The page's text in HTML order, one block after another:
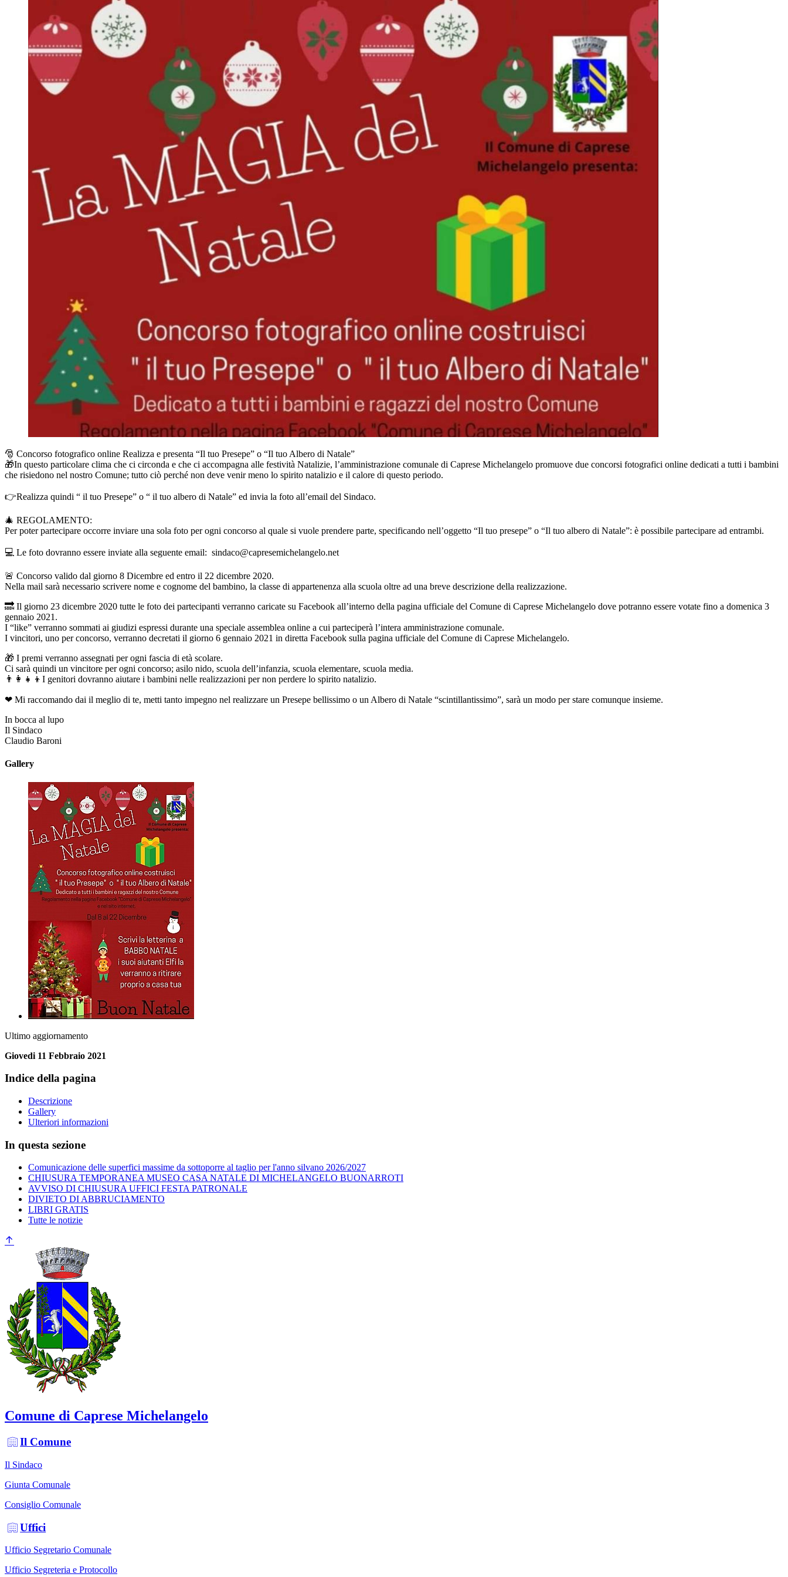
🎅 Concorso fotografico online Realizza e presenta “Il tuo Presepe” o “Il tuo Albero di Natale”
🎁In questo particolare clima che ci circonda e che ci accompagna alle festività Natalizie, l’amministrazione comunale di Caprese Michelangelo promuove due concorsi fotografici online dedicati a tutti i bambini
che risiedono nel nostro Comune; tutto ciò perché non deve venir meno lo spirito natalizio e il calore di questo periodo.
👉Realizza quindi “ il tuo Presepe” o “ il tuo albero di Natale” ed invia la foto all’email del Sindaco.
🎄 REGOLAMENTO:
Per poter partecipare occorre inviare una sola foto per ogni concorso al quale si vuole prendere parte, specificando nell’oggetto “Il tuo presepe” o “Il tuo albero di Natale”: è possibile partecipare ad entrambi.
💻 Le foto dovranno essere inviate alla seguente email: sindaco@capresemichelangelo.net
🚨 Concorso valido dal giorno 8 Dicembre ed entro il 22 dicembre 2020.
Nella mail sarà necessario scrivere nome e cognome del bambino, la classe di appartenenza alla scuola oltre ad una breve descrizione della realizzazione.
🔜 Il giorno 23 dicembre 2020 tutte le foto dei partecipanti verranno caricate su Facebook all’interno della pagina ufficiale del Comune di Caprese Michelangelo dove potranno essere votate fino a domenica 3
gennaio 2021.
I “like” verranno sommati ai giudizi espressi durante una speciale assemblea online a cui parteciperà l’intera amministrazione comunale.
I vincitori, uno per concorso, verranno decretati il giorno 6 gennaio 2021 in diretta Facebook sulla pagina ufficiale del Comune di Caprese Michelangelo.
🎁 I premi verranno assegnati per ogni fascia di età scolare.
Ci sarà quindi un vincitore per ogni concorso; asilo nido, scuola dell’infanzia, scuola elementare, scuola media.
👨‍👩‍👧‍👦I genitori dovranno aiutare i bambini nelle realizzazioni per non perdere lo spirito natalizio.
❤ Mi raccomando dai il meglio di te, metti tanto impegno nel realizzare un Presepe bellissimo o un Albero di Natale “scintillantissimo”, sarà un modo per stare comunque insieme.
In bocca al lupo
Il Sindaco
Claudio Baroni
Gallery
Ultimo aggiornamento
Giovedi 11 Febbraio 2021
Indice della pagina
Descrizione
Gallery
Ulteriori informazioni
In questa sezione
Comunicazione delle superfici massime da sottoporre al taglio per l'anno silvano 2026/2027
CHIUSURA TEMPORANEA MUSEO CASA NATALE DI MICHELANGELO BUONARROTI
AVVISO DI CHIUSURA UFFICI FESTA PATRONALE
DIVIETO DI ABBRUCIAMENTO
LIBRI GRATIS
Tutte le notizie
Comune di Caprese Michelangelo
Il Comune
Il Sindaco
Giunta Comunale
Consiglio Comunale
Uffici
Ufficio Segretario Comunale
Ufficio Segreteria e Protocollo